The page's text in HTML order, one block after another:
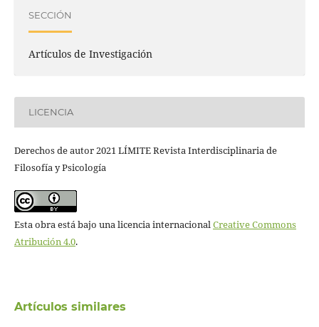
SECCIÓN
Artículos de Investigación
LICENCIA
Derechos de autor 2021 LÍMITE Revista Interdisciplinaria de
Filosofía y Psicología
Esta obra está bajo una licencia internacionalCreative Commons
Atribución 4.0.
Artículos similares